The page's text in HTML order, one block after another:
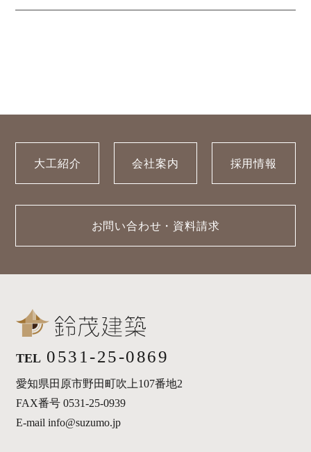
大工紹介 会社案内 採用情報
お問い合わせ・資料請求
TEL 0531-25-0869
愛知県田原市野田町吹上107番地2
FAX番号 0531-25-0939
E-mail info@suzumo.jp